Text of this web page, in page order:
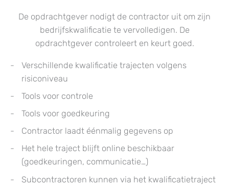
De opdrachtgever nodigt de contractor uit om zijn
bedrijfskwalificatie te vervolledigen. De
opdrachtgever controleert en keurt goed.
Verschillende kwalificatie trajecten volgens
risiconiveau
Tools voor controle
Tools voor goedkeuring
Contractor laadt éénmalig gegevens op
Het hele traject blijft online beschikbaar
(goedkeuringen, communicatie…)
Subcontractoren kunnen via het kwalificatietraject